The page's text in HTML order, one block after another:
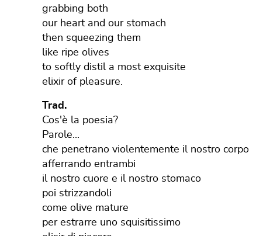
grabbing both
our heart and our stomach
then squeezing them
like ripe olives
to softly distil a most exquisite
elixir of pleasure.
Trad.
Cos'è la poesia?
Parole...
che penetrano violentemente il nostro corpo
afferrando entrambi
il nostro cuore e il nostro stomaco
poi strizzandoli
come olive mature
per estrarre uno squisitissimo